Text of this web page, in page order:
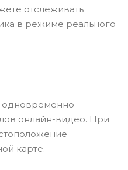
отслеживать
в режиме реального
одновременно
онлайн-видео. При
карте.